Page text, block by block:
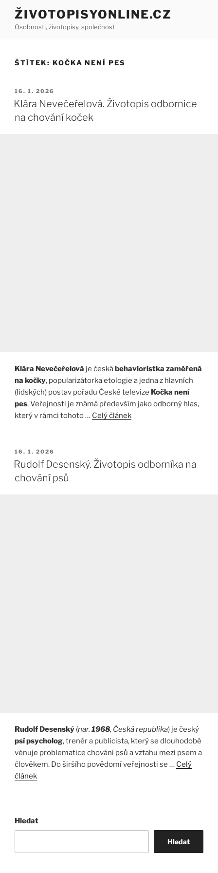
Přejít
obsahu
ŽIVOTOPISYONLINE.CZ
Osobnosti, životopisy, společnost
ŠTÍTEK: KOČKA NENÍ PES
PUBLIKOVÁNO
16. 1. 2026
Klára Nevečeřelová. Životopis odbornice
na chování koček
Klára Nevečeřelová je českábehavioristka zaměřená
na kočky, popularizátorka etologie a jedna z hlavních
(lidských) postav pořadu České televize Kočka není
pes. Veřejnosti je známá především jako odborný hlas,
který v rámci tohoto … Celý článek
PUBLIKOVÁNO
16. 1. 2026
Rudolf Desenský. Životopis odborníka na
chování psů
Rudolf Desenský (nar. 1968, Česká republika) je český
psí psycholog, trenér a publicista, který se dlouhodobě
věnuje problematice chování psů a vztahu mezi psem a
člověkem. Do širšího povědomí veřejnosti se … Celý
článek
Hledat
Hledat